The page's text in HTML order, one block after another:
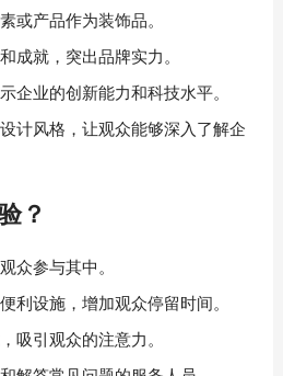
或产品作为装饰品。
成就，突出品牌实力。
企业的创新能力和科技水平。
计风格，让观众能够深入了解企
？
众参与其中。
利设施，增加观众停留时间。
吸引观众的注意力。